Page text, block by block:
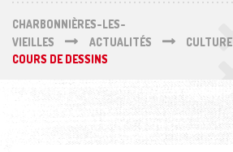
CHARBONNIÈRES-LES-
VIEILLES
ACTUALITÉS CULTURE
COURS DE DESSINS